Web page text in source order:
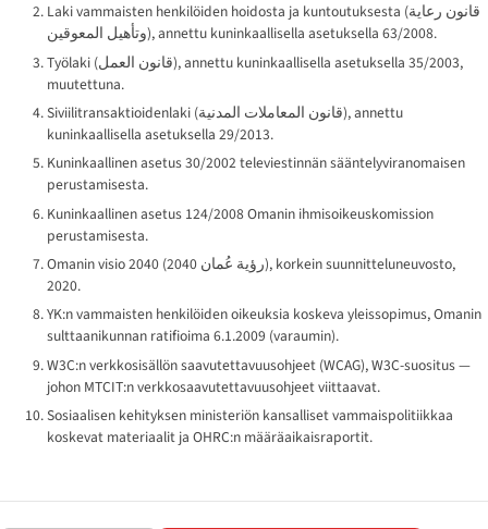
Laki vammaisten henkilöiden hoidosta ja kuntoutuksesta (قانون رعاية
وتأهيل المعوقين), annettu kuninkaallisella asetuksella 63/2008.
Työlaki (قانون العمل), annettu kuninkaallisella asetuksella 35/2003,
muutettuna.
Siviilitransaktioidenlaki (قانون المعاملات المدنية), annettu
kuninkaallisella asetuksella 29/2013.
Kuninkaallinen asetus 30/2002 televiestinnän sääntelyviranomaisen
perustamisesta.
Kuninkaallinen asetus 124/2008 Omanin ihmisoikeuskomission
perustamisesta.
Omanin visio 2040 (
رؤية عُمان 2040), korkein suunnitteluneuvosto,
2020.
YK:n vammaisten henkilöiden oikeuksia koskeva yleissopimus, Omanin
sulttaanikunnan ratifioima 6.1.2009 (varaumin).
W3C:n verkkosisällön saavutettavuusohjeet (WCAG), W3C-suositus —
johon MTCIT:n verkkosaavutettavuusohjeet viittaavat.
Sosiaalisen kehityksen ministeriön kansalliset vammaispolitiikkaa
koskevat materiaalit ja OHRC:n määräaikaisraportit.